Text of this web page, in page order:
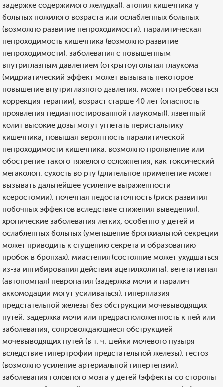
задержке содержимого желудка)); атония кишечника у
больных пожилого возраста или ослабленных больных
(возможно развитие непроходимости); паралитическая
непроходимость кишечника (возможно развитие
непроходимости); заболевания с повышенным
внутриглазным давлением (открытоугольная глаукома
(мидриатический эффект может вызывать некоторое
повышение внутриглазного давления; может потребоваться
коррекция терапии), возраст старше 40 лет (опасность
проявления недиагностированной глаукомы)); язвенный
колит высокие дозы могут угнетать перистальтику
кишечника, повышая вероятность паралитической
непроходимости кишечника; возможно проявление или
обострение такого тяжелого осложнения, как токсический
мегаколон; сухость во рту (длительное применение может
вызывать дальнейшее усиление выраженности
ксеростомии); почечная недостаточность (риск развития
побочных эффектов вследствие снижения выведения);
хронические заболевания легких, особенно у детей и
ослабленных больных (уменьшение бронхиальной секреции
может приводить к сгущению секрета и образованию
пробок в бронхах); миастения (состояние может ухудшаться
из-за ингибирования действия ацетилхолина); вегетативная
(автономная) невропатия (задержка мочи и паралич
аккомодации могут усиливаться); гиперплазия
предстательной железы без обструкции мочевыводящих
путей; задержка мочи или предрасположенность к ней или
заболевания, сопровождающиеся обструкцией
мочевыводящих путей (в т. ч. шейки мочевого пузыря
вследствие гипертрофии предстательной железы); гестоз
(возможно усиление артериальной гипертензии);
заболевания головного мозга у детей (эффекты со стороны